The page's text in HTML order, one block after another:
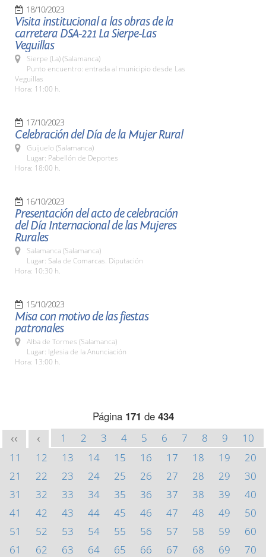
18/10/2023
Visita institucional a las obras de la
carretera DSA-221 La Sierpe-Las
Veguillas
Sierpe (La) (Salamanca)
Punto encuentro: entrada al municipio desde Las
Veguillas
Hora: 11:00 h.
17/10/2023
Celebración del Día de la Mujer Rural
Guijuelo (Salamanca)
Lugar: Pabellón de Deportes
Hora: 18:00 h.
16/10/2023
Presentación del acto de celebración
del Día Internacional de las Mujeres
Rurales
Salamanca (Salamanca)
Lugar: Sala de Comarcas. Diputación
Hora: 10:30 h.
15/10/2023
Misa con motivo de las fiestas
patronales
Alba de Tormes (Salamanca)
Lugar: Iglesia de la Anunciación
Hora: 13:00 h.
Página 171 de 434
<< < 1 2 3 4 5 6 7 8 9
10
11
12 13 14 15 16 17 18 19
20
21
22 23 24 25 26 27 28 29
30
31
32 33 34 35 36 37 38 39
40
41
42 43 44 45 46 47 48 49
50
51
52 53 54 55 56 57 58 59
60
61
62 63 64 65 66 67 68 69
70